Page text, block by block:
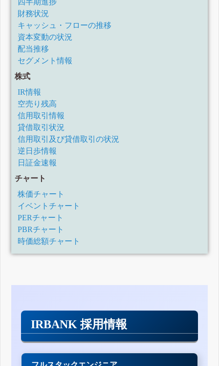
四半期進捗
財務状況
キャッシュ・フローの推移
資本変動の状況
配当推移
セグメント情報
株式
IR情報
空売り残高
信用取引情報
貸借取引状況
信用取引及び貸借取引の状況
逆日歩情報
日証金速報
チャート
株価チャート
イベントチャート
PERチャート
PBRチャート
時価総額チャート
IRBANK 採用情報